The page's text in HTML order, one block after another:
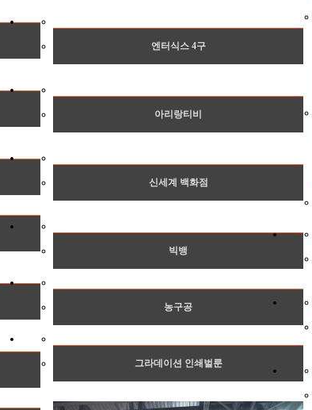
엔터식스 4구
아리랑티비
신세계 백화점
빅뱅
농구공
그라데이션 인쇄벌룬